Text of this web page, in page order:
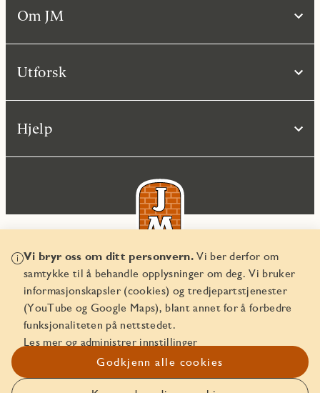
Vi bryr oss om ditt personvern.Vi ber derfor om
samtykke til å behandle opplysninger om deg. Vi bruker
informasjonskapsler (cookies) og tredjepartstjenester
(YouTube og Google Maps), blant annet for å forbedre
funksjonaliteten på nettstedet.
Les mer og administrer innstillinger
Godkjenn alle cookies
Om JM
Utforsk
Hjelp
© JM Norge AS 2026
Organisasjonsnummer 829 350 122